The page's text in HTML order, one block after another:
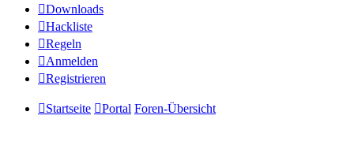
Downloads
Hackliste
Regeln
Anmelden
Registrieren
Startseite Portal Foren-Übersicht